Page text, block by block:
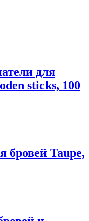
для
sticks, 100
бровей Taupe,